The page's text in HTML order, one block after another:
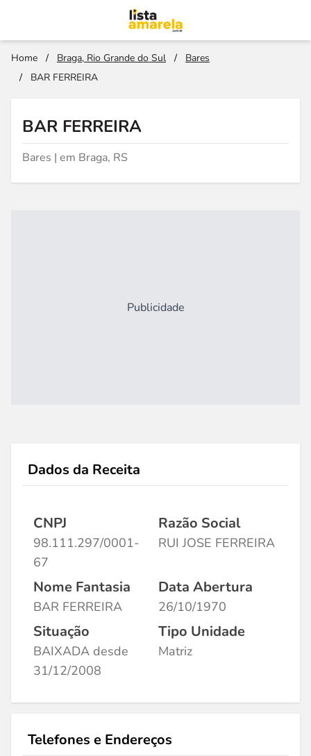
Home / Braga, Rio Grande do Sul /
Bares
/
BAR FERREIRA
BAR FERREIRA
Bares | em Braga, RS
Publicidade
Dados da Receita
CNPJ
98.111.297/0001-
67
Razão Social
RUI JOSE FERREIRA
Nome Fantasia
BAR FERREIRA
Data Abertura
26/10/1970
Situação
BAIXADA desde
31/12/2008
Tipo Unidade
Matriz
Telefones e Endereços